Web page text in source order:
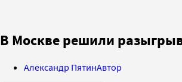
В Москве решили
Александр ПятинАвтор